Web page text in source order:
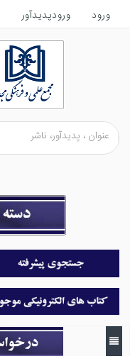
ورود ورودپدیدآور